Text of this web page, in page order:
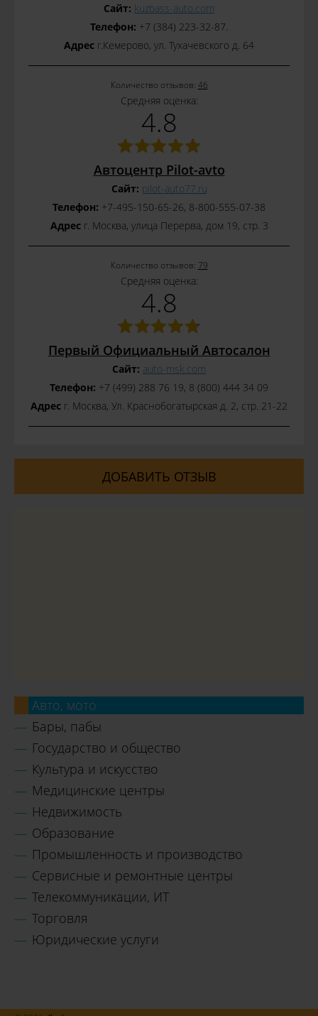
Сайт: kuzbass-auto.com
Телефон: +7 (384) 223-32-87.
Адрес г.Кемерово, ул. Тухачевского д. 64
Количество отзывов: 46
Средняя оценка:
4.8
Автоцентр Pilot-avto
Сайт: pilot-auto77.ru
Телефон: +7-495-150-65-26, 8-800-555-07-38
Адресг. Москва, улица Перерва, дом 19, стр. 3
Количество отзывов: 79
Средняя оценка:
4.8
Первый Официальный Автосалон
Сайт: auto-msk.com
Телефон: +7 (499) 288 76 19, 8 (800) 444 34 09
Адрес г. Москва, Ул. Краснобогатырская д. 2, стр. 21-22
ДОБАВИТЬ ОТЗЫВ
Авто, мото
Бары, пабы
Государство и общество
Культура и искусство
Медицинские центры
Недвижимость
Образование
Промышленность и производство
Сервисные и ремонтные центры
Телекоммуникации, ИТ
Торговля
Юридические услуги